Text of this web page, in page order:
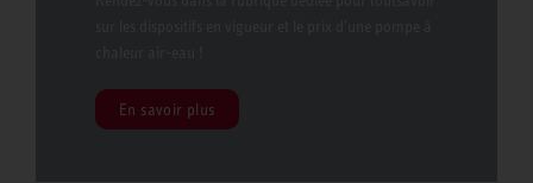
En savoir plus